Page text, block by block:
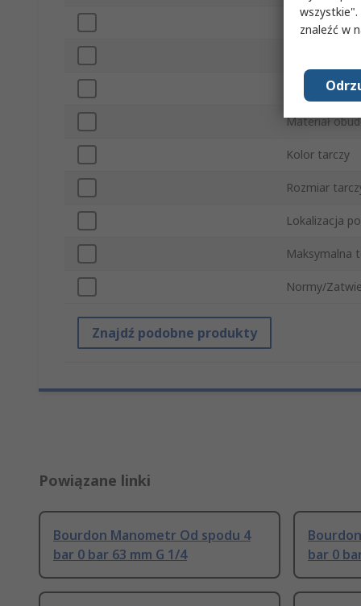
Dokładność
Materiał
Kolor tarczy
Rozmiar
Lokalizacja
Maksymalna
Normy/
Znajdź podobne produkty
Powiązane linki
Bourdon Manometr Od spodu 4
bar 0 bar 63 mm G 1/4
bar 0
znaleźć w